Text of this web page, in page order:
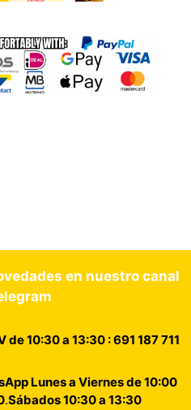
en nuestro canal
10:30 a 13:30 : 691 187 711
Lunes a Viernes de 10:00
.Sábados 10:30 a 13:30